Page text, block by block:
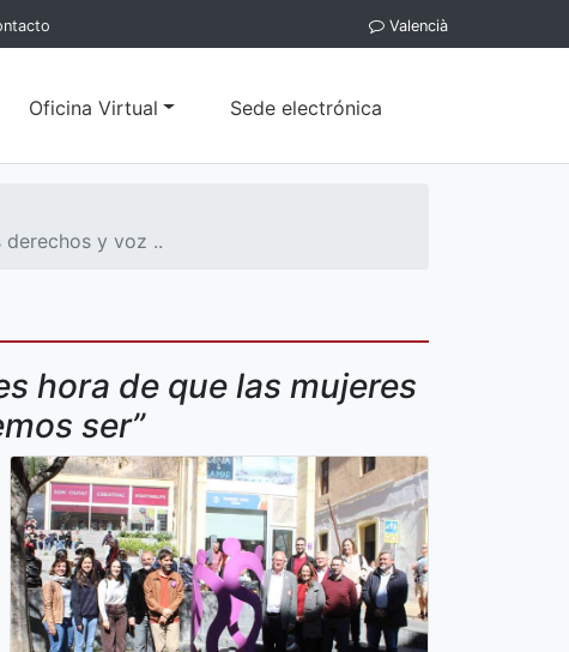
Valencià
Oficina Virtual Sede electrónica
derechos y voz ..
hora de que las mujeres
ser”